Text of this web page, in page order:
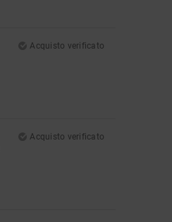
Acquisto verificato
Acquisto verificato